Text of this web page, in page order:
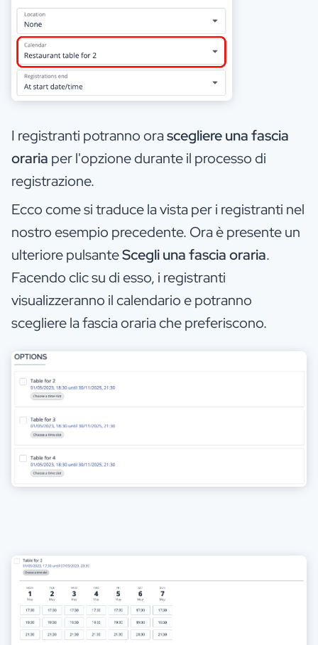
I registranti potranno orascegliere una fascia
oraria per l'opzione durante il processo di
registrazione.
Ecco come si traduce la vista per i registranti nel
nostro esempio precedente. Ora è presente un
ulteriore pulsanteScegli una fascia oraria.
Facendo clic su di esso, i registranti
visualizzeranno il calendario e potranno
scegliere la fascia oraria che preferiscono.